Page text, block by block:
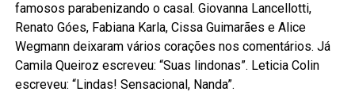
famosos parabenizando o casal. Giovanna Lancellotti,
Renato Góes, Fabiana Karla, Cissa Guimarães e Alice
Wegmann deixaram vários corações nos comentários. Já
Camila Queiroz escreveu: “Suas lindonas”. Leticia Colin
escreveu: “Lindas! Sensacional, Nanda”.